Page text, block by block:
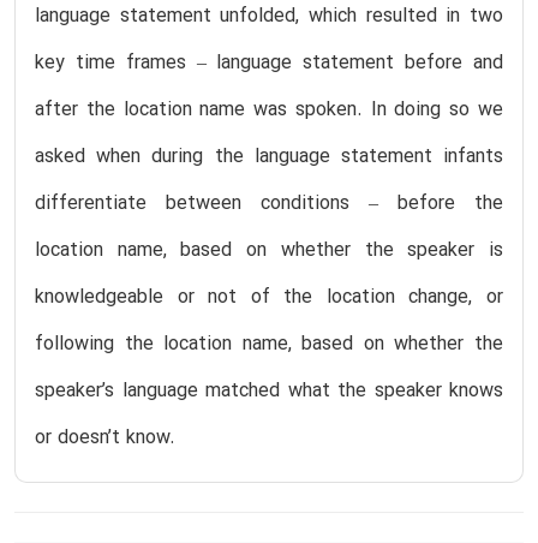
language statement unfolded, which resulted in two
key time frames – language statement before and
after the location name was spoken. In doing so we
asked when during the language statement infants
differentiate between conditions – before the
location name, based on whether the speaker is
knowledgeable or not of the location change, or
following the location name, based on whether the
speaker’s language matched what the speaker knows
or doesn’t know.